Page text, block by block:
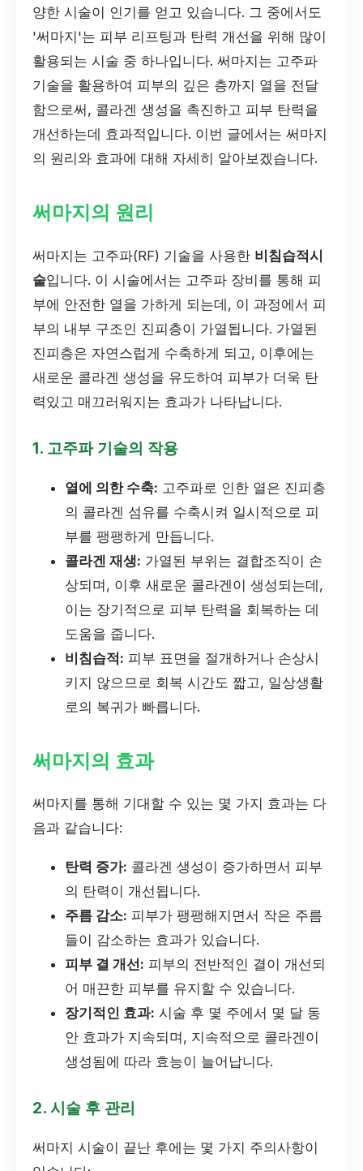
양한 시술이 인기를 얻고 있습니다. 그 중에서도
'써마지'는 피부 리프팅과 탄력 개선을 위해 많이
활용되는 시술 중 하나입니다. 써마지는 고주파
기술을 활용하여 피부의 깊은 층까지 열을 전달
함으로써, 콜라겐 생성을 촉진하고 피부 탄력을
개선하는데 효과적입니다. 이번 글에서는 써마지
의 원리와 효과에 대해 자세히 알아보겠습니다.
써마지의 원리
써마지는 고주파(RF) 기술을 사용한 비침습적시
술입니다. 이 시술에서는 고주파 장비를 통해 피
부에 안전한 열을 가하게 되는데, 이 과정에서 피
부의 내부 구조인 진피층이 가열됩니다. 가열된
진피층은 자연스럽게 수축하게 되고, 이후에는
새로운 콜라겐 생성을 유도하여 피부가 더욱 탄
력있고 매끄러워지는 효과가 나타납니다.
1. 고주파 기술의 작용
열에 의한 수축: 고주파로 인한 열은 진피층
의 콜라겐 섬유를 수축시켜 일시적으로 피
부를 팽팽하게 만듭니다.
콜라겐 재생: 가열된 부위는 결합조직이 손
상되며, 이후 새로운 콜라겐이 생성되는데,
이는 장기적으로 피부 탄력을 회복하는 데
도움을 줍니다.
비침습적: 피부 표면을 절개하거나 손상시
키지 않으므로 회복 시간도 짧고, 일상생활
로의 복귀가 빠릅니다.
써마지의 효과
써마지를 통해 기대할 수 있는 몇 가지 효과는 다
음과 같습니다:
탄력 증가: 콜라겐 생성이 증가하면서 피부
의 탄력이 개선됩니다.
주름 감소: 피부가 팽팽해지면서 작은 주름
들이 감소하는 효과가 있습니다.
피부 결 개선: 피부의 전반적인 결이 개선되
어 매끈한 피부를 유지할 수 있습니다.
장기적인 효과: 시술 후 몇 주에서 몇 달 동
안 효과가 지속되며, 지속적으로 콜라겐이
생성됨에 따라 효능이 늘어납니다.
2. 시술 후 관리
써마지 시술이 끝난 후에는 몇 가지 주의사항이